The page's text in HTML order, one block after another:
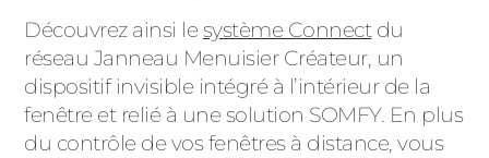
Découvrez ainsi lesystème Connectdu
réseau Janneau Menuisier Créateur, un
dispositif invisible intégré à l’intérieur de la
fenêtre et relié à une solution SOMFY. En plus
du contrôle de vos fenêtres à distance, vous